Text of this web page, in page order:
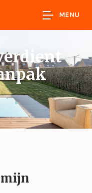
MENU